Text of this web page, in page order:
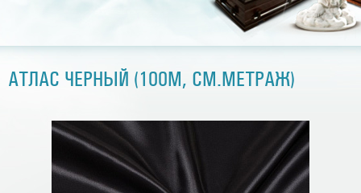
АТЛАС ЧЕРНЫЙ (100М, СМ.МЕТРАЖ)